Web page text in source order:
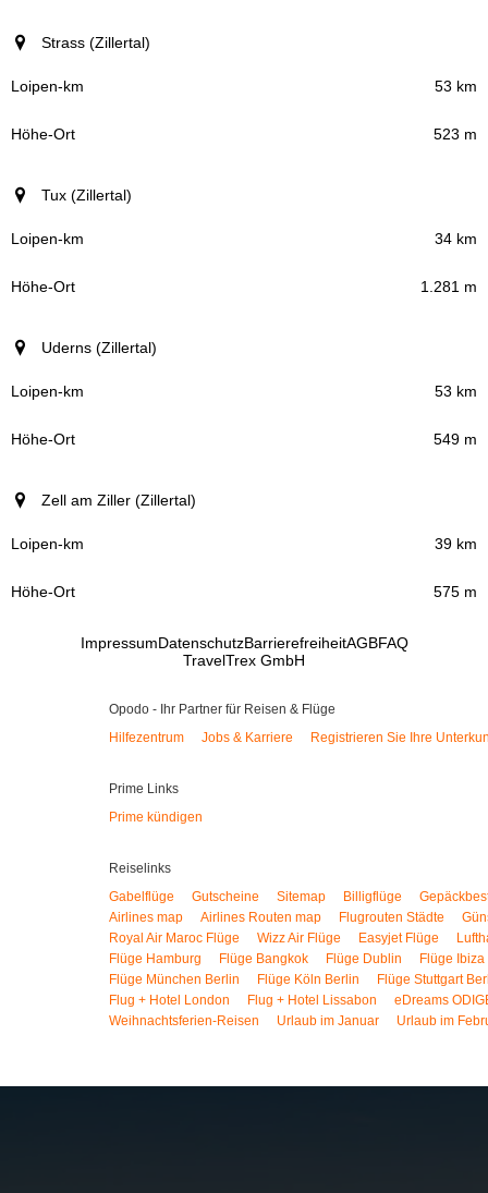
Strass (Zillertal)
53 km
523 m
Tux (Zillertal)
34 km
1.281 m
Uderns (Zillertal)
53 km
549 m
Zell am Ziller (Zillertal)
39 km
575 m
ImpressumDatenschutzBarrierefreiheitAGBFAQ
TravelTrex GmbH